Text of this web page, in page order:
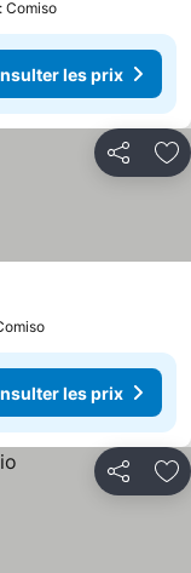
Comiso
les prix
Partager
les prix
les prix
Partager